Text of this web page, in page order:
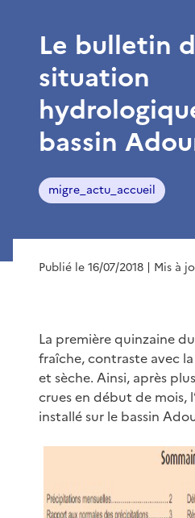
Le bulletin
situation
bassin
migre_actu_accueil
Publié le 16/07/2018 | Mis à
La première quinzaine
fraîche, contraste avec
et sèche. Ainsi, après
crues en début de mois,
installé sur le bassin